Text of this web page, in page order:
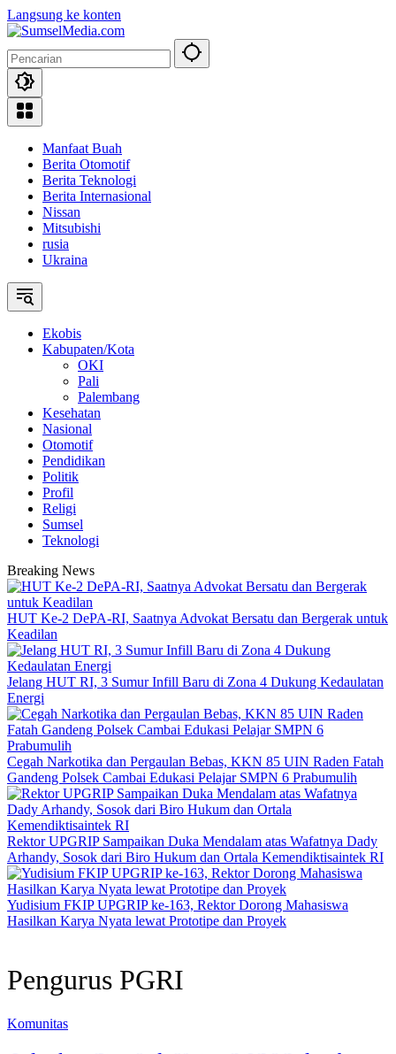
Langsung ke konten
Manfaat Buah
Berita Otomotif
Berita Teknologi
Berita Internasional
Nissan
Mitsubishi
rusia
Ukraina
Ekobis
Kabupaten/Kota
OKI
Pali
Palembang
Kesehatan
Nasional
Otomotif
Pendidikan
Politik
Profil
Religi
Sumsel
Teknologi
Breaking News
HUT Ke-2 DePA-RI, Saatnya Advokat Bersatu dan Bergerak untuk
Keadilan
Jelang HUT RI, 3 Sumur Infill Baru di Zona 4 Dukung Kedaulatan
Energi
Cegah Narkotika dan Pergaulan Bebas, KKN 85 UIN Raden Fatah
Gandeng Polsek Cambai Edukasi Pelajar SMPN 6 Prabumulih
Rektor UPGRIP Sampaikan Duka Mendalam atas Wafatnya Dady
Arhandy, Sosok dari Biro Hukum dan Ortala Kemendiktisaintek RI
Yudisium FKIP UPGRIP ke-163, Rektor Dorong Mahasiswa
Hasilkan Karya Nyata lewat Prototipe dan Proyek
Pengurus PGRI
Komunitas